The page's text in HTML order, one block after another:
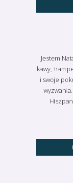
Jestem
kawy,
i swoje